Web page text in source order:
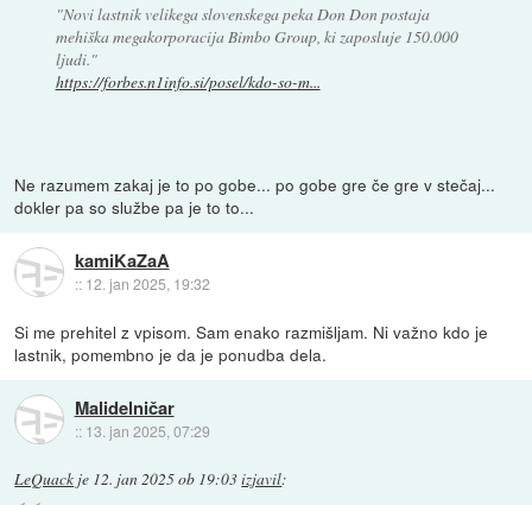
"Novi lastnik velikega slovenskega peka Don Don postaja
mehiška megakorporacija Bimbo Group, ki zaposluje 150.000
ljudi."
https://forbes.n1info.si/posel/kdo-so-m...
Ne razumem zakaj je to po gobe... po gobe gre če gre v stečaj...
dokler pa so službe pa je to to...
kamiKaZaA
:: 12. jan 2025, 19:32
Si me prehitel z vpisom. Sam enako razmišljam. Ni važno kdo je
lastnik, pomembno je da je ponudba dela.
Malidelničar
:: 13. jan 2025, 07:29
LeQuack je 12. jan 2025 ob 19:03izjavil: